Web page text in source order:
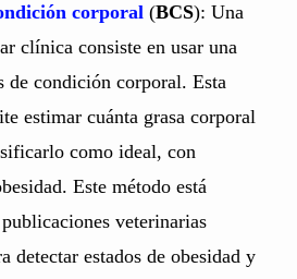
corporal (BCS): Una
clínica consiste en usar una
de condición corporal. Esta
estimar cuánta grasa corporal
como ideal, con
Este método está
veterinarias
detectar estados de obesidad y